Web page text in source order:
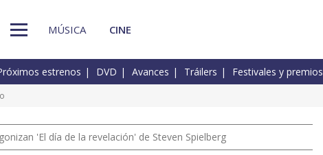
MÚSICA CINE
estrenos DVD Avances Tráilers Festivales y premios
'El día de la revelación' de Steven Spielberg